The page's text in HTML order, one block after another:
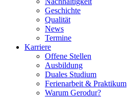
Geschichte
Qualität
News
Termine
Karriere
Offene Stellen
Ausbildung
Duales Studium
Ferienarbeit & Praktikum
Warum Gerodur?